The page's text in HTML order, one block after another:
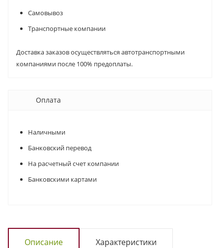
Самовывоз
Транспортные компании
Доставка заказов осуществляться автотранспортными
компаниями после 100% предоплаты.
Оплата
Наличными
Банковский перевод
На расчетный счет компании
Банковскими картами
Описание Характеристики